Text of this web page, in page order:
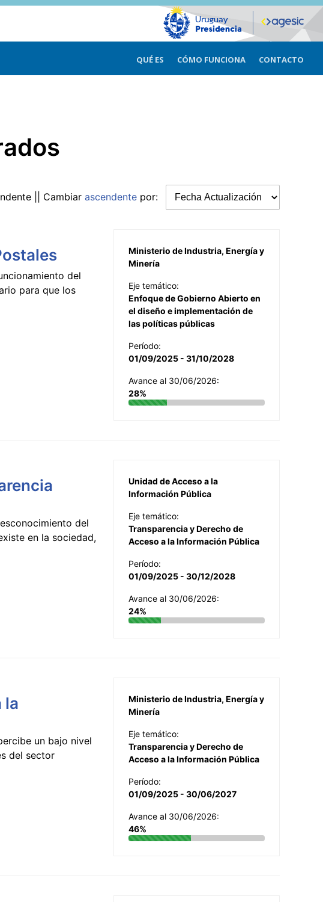
QUÉ ES CÓMO FUNCIONA CONTACTO
|| Cambiar ascendente por:
del
para que los
Ministerio de Industria, Energía y
Minería
Eje temático:
Enfoque de Gobierno Abierto en
el diseño e implementación de
las políticas públicas
Período:
01/09/2025 - 31/10/2028
Avance al 30/06/2026:
28%
del
en la sociedad,
Unidad de Acceso a la
Información Pública
Eje temático:
Transparencia y Derecho de
Acceso a la Información Pública
Período:
01/09/2025 - 30/12/2028
Avance al 30/06/2026:
24%
la
un bajo nivel
del sector
Ministerio de Industria, Energía y
Minería
Eje temático:
Transparencia y Derecho de
Acceso a la Información Pública
Período:
01/09/2025 - 30/06/2027
Avance al 30/06/2026:
46%